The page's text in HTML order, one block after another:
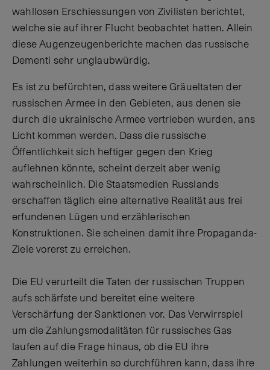
wahllosen Erschiessungen von Zivilisten berichtet,
welche sie auf ihrer Flucht beobachtet hatten. Allein
diese Augenzeugenberichte machen das russische
Dementi sehr unglaubwürdig.
Es ist zu befürchten, dass weitere Gräueltaten der
russischen Armee in den Gebieten, aus denen sie
durch die ukrainische Armee vertrieben wurden, ans
Licht kommen werden. Dass die russische
Öffentlichkeit sich heftiger gegen den Krieg
auflehnen könnte, scheint derzeit aber wenig
wahrscheinlich. Die Staatsmedien Russlands
erschaffen täglich eine alternative Realität aus frei
erfundenen Lügen und erzählerischen
Konstruktionen. Sie scheinen damit ihre Propaganda-
Ziele vorerst zu erreichen.
Die EU verurteilt die Taten der russischen Truppen
aufs schärfste und bereitet eine weitere
Verschärfung der Sanktionen vor. Das Verwirrspiel
um die Zahlungsmodalitäten für russisches Gas
laufen auf die Frage hinaus, ob die EU ihre
Zahlungen weiterhin so durchführen kann, dass ihre